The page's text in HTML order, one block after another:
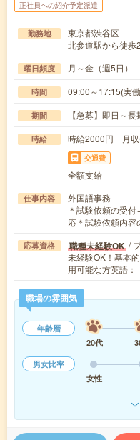
正社員への紹介予定派遣
勤務地
東京都渋谷区
北参道駅から徒
曜日頻度 月～金（週5日）
時間 09:00～17:15(実
期間 【急募】即日～
時給 時給2000円 月収
交通費
全額支給
仕事内容
外国語事務
＊試験依頼の受
応＊試験依頼内
応募資格 職種未経験OK /
未経験OK！基本
用可能な方英語
職場の雰囲気
年齢層
20代
男女比率
女性